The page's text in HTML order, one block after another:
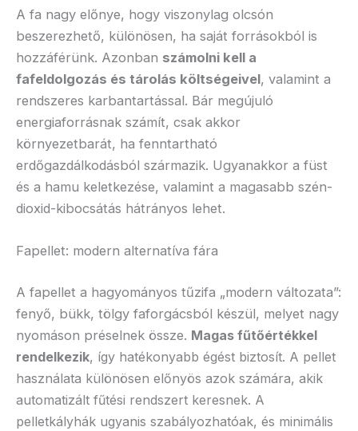
A fa nagy előnye, hogy viszonylag olcsón
beszerezhető, különösen, ha saját forrásokból is
hozzáférünk. Azonban számolni kell a
fafeldolgozás és tárolás költségeivel, valamint a
rendszeres karbantartással. Bár megújuló
energiaforrásnak számít, csak akkor
környezetbarát, ha fenntartható
erdőgazdálkodásból származik. Ugyanakkor a füst
és a hamu keletkezése, valamint a magasabb szén-
dioxid-kibocsátás hátrányos lehet.
Fapellet: modern alternatíva fára
A fapellet a hagyományos tűzifa „modern változata”:
fenyő, bükk, tölgy faforgácsból készül, melyet nagy
nyomáson préselnek össze. Magas fűtőértékkel
rendelkezik, így hatékonyabb égést biztosít. A pellet
használata különösen előnyös azok számára, akik
automatizált fűtési rendszert keresnek. A
pelletkályhák ugyanis szabályozhatóak, és minimális